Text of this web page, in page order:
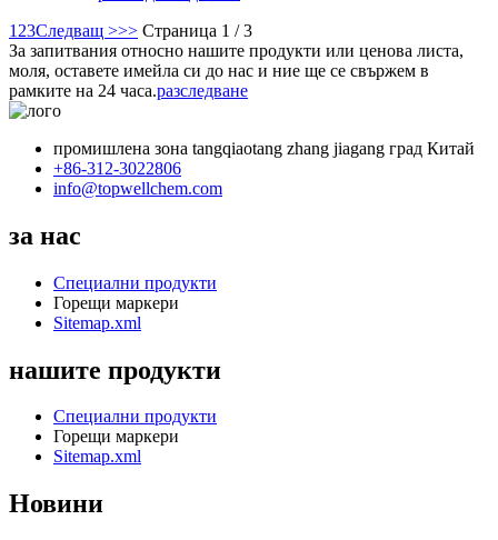
1 23Следващ >>> Страница 1 / 3
За запитвания относно нашите продукти или ценова листа,
моля, оставете имейла си до нас и ние ще се свържем в
рамките на 24 часа.разследване
промишлена зона tangqiaotang zhang jiagang град Китай
+86-312-3022806
info@topwellchem.com
за нас
Специални продукти
Горещи маркери
Sitemap.xml
нашите продукти
Специални продукти
Горещи маркери
Sitemap.xml
Новини